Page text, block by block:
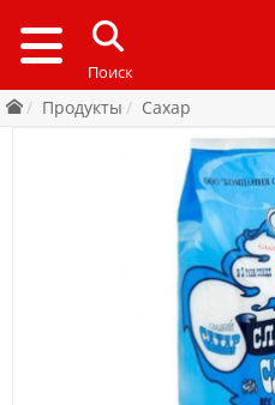
Продукты Сахар